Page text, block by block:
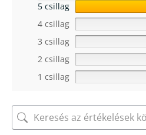
5 csillag
4 csillag
3 csillag
2 csillag
1 csillag